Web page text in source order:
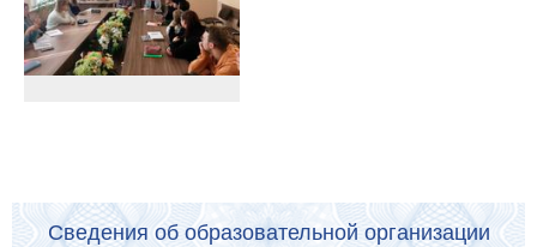
Сведения об образовательной организации